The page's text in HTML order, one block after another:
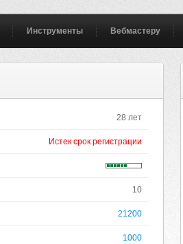
Инструменты Вебмастеру
28 лет
Истек срок регистрации
10
21200
1000